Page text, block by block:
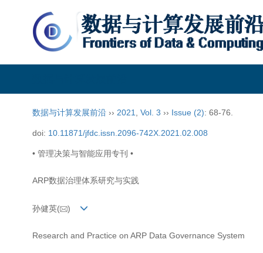
数据与计算发展前沿 ›› 2021 Vol. 3 ›› Issue (2): 68-76.
doi: 10.11871/jfdc.issn.2096-742X.2021.02.008
• 管理决策与智能应用专刊 •
ARP数据治理体系研究与实践
孙健英( )
Research and Practice on ARP Data Governance System